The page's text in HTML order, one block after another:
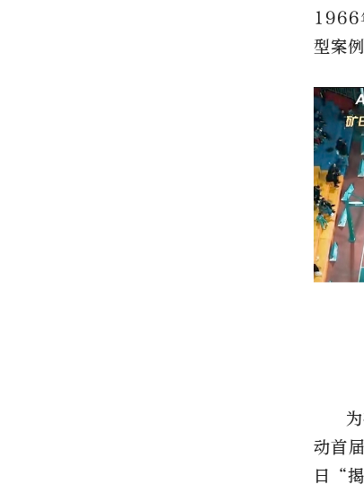
1966
型案
动首
日“